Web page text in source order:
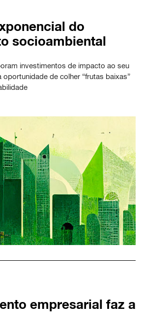
do
socioambiental
investimentos de impacto ao seu
de colher “frutas baixas”
empresarial faz a